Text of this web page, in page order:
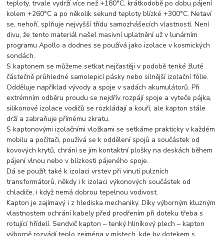
teploty, trvale vydrží více než +180°C, krátkodobě po dobu pájení
kolem +260°C a po několik sekund teploty blízké +300°C. Netaví
se, nehoří, splňuje nejvyšší třídu samozhášecích vlastností. Není
divu, že tento materiál našel masivní uplatnění už v lunárním
programu Apollo a dodnes se používá jako izolace v kosmických
sondách.
S kaptonem se můžeme setkat nejčastěji v podobě tenké žluté
částečně průhledné samolepicí pásky nebo silnější izolační fólie.
Odděluje například vývody a spoje v sadách akumulátorů. Při
extrémním odběru proudu se nejdřív rozpájí spoje a vyteče pájka,
silikonové izolace vodičů se rozkládají a kouří, ale kapton stále
drží a zabraňuje přímému zkratu.
S kaptonovými izolačními vložkami se setkáme prakticky v každém
mobilu a počítači, používá se k oddělení spojů a součástek od
kovových krytů, chrání se jím kontaktní plošky na deskách během
pájení vlnou nebo v blízkosti pájeného spoje.
Dá se použít také k izolaci vrstev při vinutí pulzních
transformátorů, někdy i k izolaci výkonových součástek od
chladiče, i když nemá dobrou tepelnou vodivost.
Kapton je zajímavý i z hlediska mechaniky. Díky výborným kluzným
vlastnostem ochrání kabely před prodřením při doteku třeba s
rotující hřídelí. Sendvič kapton – tenký hliníkový plech – kapton